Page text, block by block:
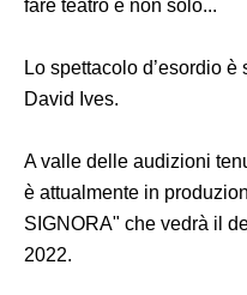
fare teatro e non solo...
Lo spettacolo d’esordio
David Ives.
A valle delle audizioni
è attualmente in
SIGNORA" che vedrà il
2022.